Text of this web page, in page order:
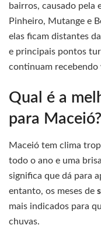
bairros, causado pela
Pinheiro, Mutange e
elas ficam distantes
e principais pontos
continuam
Qual é a
para Maceió?
Maceió tem clima
todo o ano e uma
significa que dá para
entanto, os meses de
mais indicados para
chuvas.